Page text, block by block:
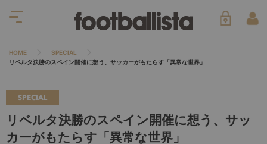
HOME
SPECIAL
リベルタ決勝のスペイン開催に想う、サッカーがもたらす「異常な世界」
SPECIAL
リベルタ決勝のスペイン開催に想う、サッ
カーがもたらす「異常な世界」